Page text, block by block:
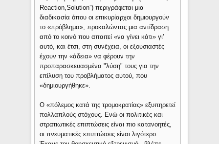
Reaction,Solution”) περιγράφεται μια
διαδικασία όπου οι επικυρίαρχοι δημιουργούν
το «πρόβλημα», προκαλώντας μια αντίδραση
από το κοινό που απαιτεί «να γίνει κάτι» γι’
αυτό, και έτσι, στη συνέχεια, οι εξουσιαστές
έχουν την «άδεια» να φέρουν την
προπαρασκευασμένα "λύση" τους για την
επίλυση του προβλήματος αυτού, που
«δημιουργήθηκε».
Ο «πόλεμος κατά της τρομοκρατίας» εξυπηρετεί
πολλαπλούς στόχους. Ενώ οι πολιτικές και
στρατιωτικές επιπτώσεις είναι πιο κατανοητές,
οι πνευματικές επιπτώσεις είναι λιγότερο.